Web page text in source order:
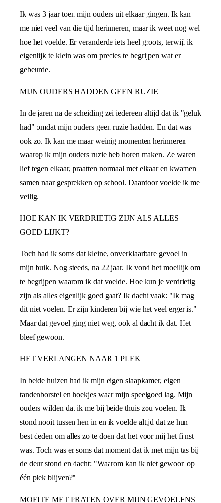
Ik was 3 jaar toen mijn ouders uit elkaar gingen. Ik kan
me niet veel van die tijd herinneren, maar ik weet nog wel
hoe het voelde. Er veranderde iets heel groots, terwijl ik
eigenlijk te klein was om precies te begrijpen wat er
gebeurde.
MIJN OUDERS HADDEN GEEN RUZIE
In de jaren na de scheiding zei iedereen altijd dat ik "geluk
had" omdat mijn ouders geen ruzie hadden. En dat was
ook zo. Ik kan me maar weinig momenten herinneren
waarop ik mijn ouders ruzie heb horen maken. Ze waren
lief tegen elkaar, praatten normaal met elkaar en kwamen
samen naar gesprekken op school. Daardoor voelde ik me
veilig.
HOE KAN IK VERDRIETIG ZIJN ALS ALLES
GOED LIJKT?
Toch had ik soms dat kleine, onverklaarbare gevoel in
mijn buik. Nog steeds, na 22 jaar. Ik vond het moeilijk om
te begrijpen waarom ik dat voelde. Hoe kun je verdrietig
zijn als alles eigenlijk goed gaat? Ik dacht vaak: "Ik mag
dit niet voelen. Er zijn kinderen bij wie het veel erger is."
Maar dat gevoel ging niet weg, ook al dacht ik dat. Het
bleef gewoon.
HET VERLANGEN NAAR 1 PLEK
In beide huizen had ik mijn eigen slaapkamer, eigen
tandenborstel en hoekjes waar mijn speelgoed lag. Mijn
ouders wilden dat ik me bij beide thuis zou voelen. Ik
stond nooit tussen hen in en ik voelde altijd dat ze hun
best deden om alles zo te doen dat het voor mij het fijnst
was. Toch was er soms dat moment dat ik met mijn tas bij
de deur stond en dacht: "Waarom kan ik niet gewoon op
één plek blijven?"
MOEITE MET PRATEN OVER MIJN GEVOELENS